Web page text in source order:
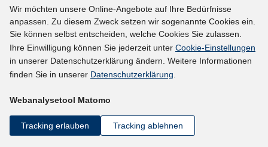
(01.01.1996)
Wirtschafts- und Sozialwissenschaftliches Institut in
der Hans-Böckler-Stiftung
Bispinck, Reinhard, Dr.
Quelle: Projektinformation des WSI
mehr Informationen
Wir möchten unsere Online-Angebote auf Ihre Bedürfnisse
anpassen. Zu diesem Zweck setzen wir sogenannte Cookies ein.
Sie können selbst entscheiden, welche Cookies Sie zulassen.
Ihre Einwilligung können Sie jederzeit unter Cookie-Einstellungen
in unserer Datenschutzerklärung ändern. Weitere Informationen
finden Sie in unserer Datenschutzerklärung.
Webanalysetool Matomo
Tracking erlauben Tracking ablehnen